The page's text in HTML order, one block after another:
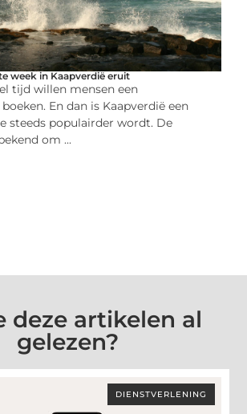
week in Kaapverdië eruit
tijd willen mensen een
En dan is Kaapverdië een
steeds populairder wordt. De
om ...
deze artikelen al
gelezen?
DIENSTVERLENING